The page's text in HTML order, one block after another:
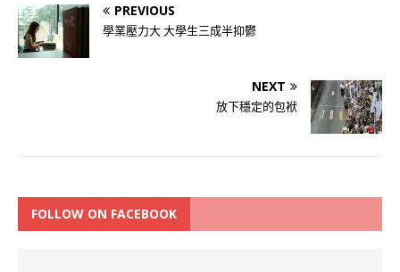
PREVIOUS
學業壓力大 大學生三成半抑鬱
NEXT
放下穩定的包袱
FOLLOW ON FACEBOOK